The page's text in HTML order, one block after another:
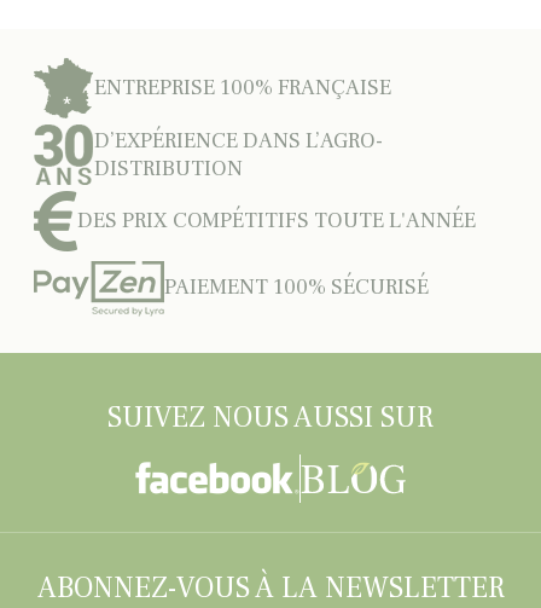
ENTREPRISE 100% FRANÇAISE
D’EXPÉRIENCE DANS L’AGRO-
DISTRIBUTION
DES PRIX COMPÉTITIFS TOUTE L'ANNÉE
PAIEMENT 100% SÉCURISÉ
SUIVEZ NOUS AUSSI SUR
ABONNEZ-VOUS À LA NEWSLETTER